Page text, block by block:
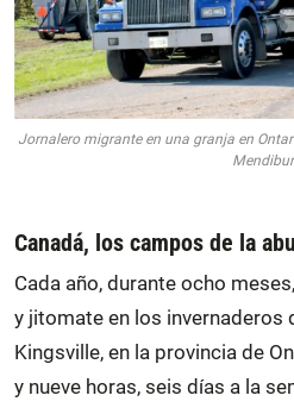
Jornalero migrante en una granja en
Canadá, los campos de la
Cada año, durante ocho
y jitomate en los invernaderos
Kingsville, en la provincia de
y nueve horas, seis días a la